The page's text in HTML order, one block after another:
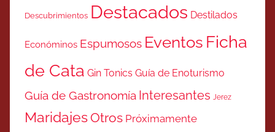
Descubrimientos Destacados Destilados
Económinos Espumosos Eventos Ficha
de Cata Gin Tonics Guía de Enoturismo
Guía de Gastronomía Interesantes Jerez
MaridajesOtros Próximamente